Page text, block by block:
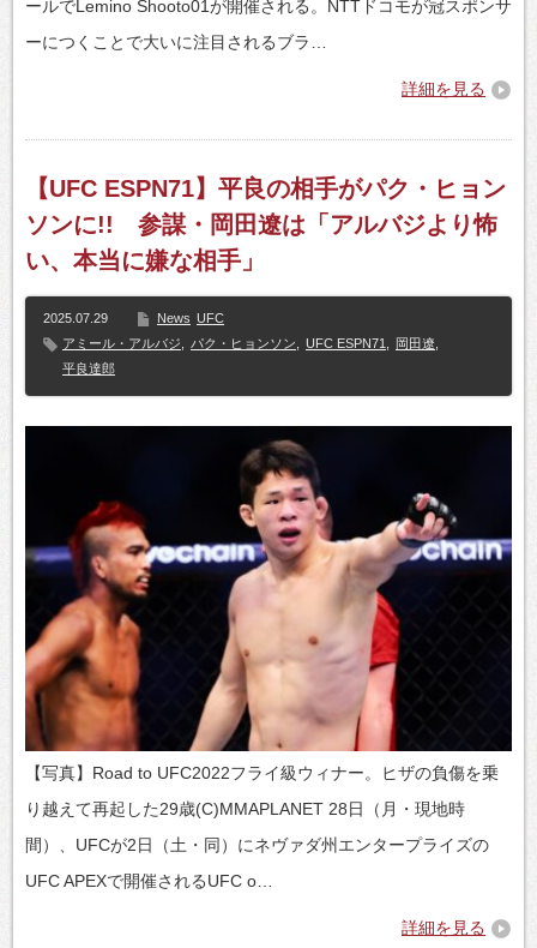
ールでLemino Shooto01が開催される。NTTドコモが冠スポンサ
ーにつくことで大いに注目されるブラ…
詳細を見る
【UFC ESPN71】平良の相手がパク・ヒョン
ソンに!! 参謀・岡田遼は「アルバジより怖
い、本当に嫌な相手」
2025.07.29 News UFC
アミール・アルバジ
パク・ヒョンソン UFC ESPN71 岡田遼
平良達郎
【写真】Road to UFC2022フライ級ウィナー。ヒザの負傷を乗
り越えて再起した29歳(C)MMAPLANET 28日（月・現地時
間）、UFCが2日（土・同）にネヴァダ州エンタープライズの
UFC APEXで開催されるUFC o…
詳細を見る